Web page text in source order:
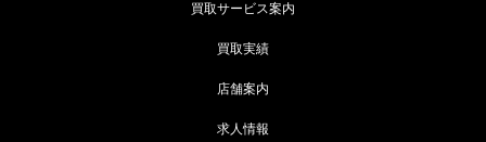
買取サービス案内
買取実績
店舗案内
求人情報